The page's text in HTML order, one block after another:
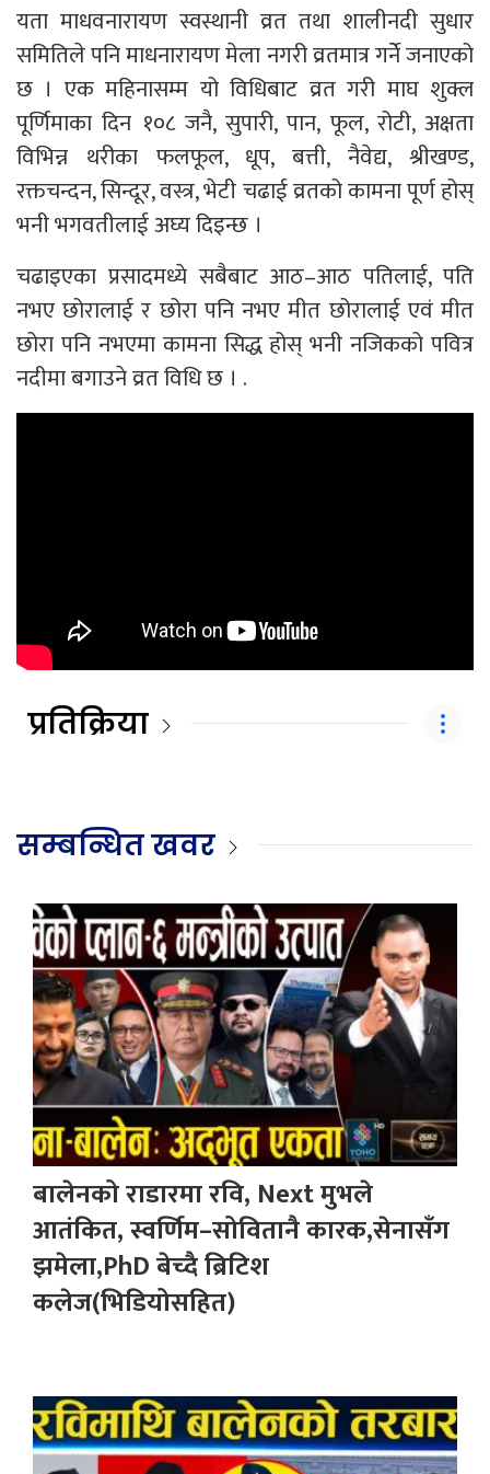
यता माधवनारायण स्वस्थानी व्रत तथा शालीनदी सुधार
समितिले पनि माधनारायण मेला नगरी व्रतमात्र गर्नेे जनाएको
छ । एक महिनासम्म यो विधिबाट व्रत गरी माघ शुक्ल
पूर्णिमाका दिन १०८ जनै, सुपारी, पान, फूल, रोटी, अक्षता
विभिन्न थरीका फलफूल, धूप, बत्ती, नैवेद्य, श्रीखण्ड,
रक्तचन्दन, सिन्दूर, वस्त्र, भेटी चढाई व्रतको कामना पूर्ण होस्
भनी भगवतीलाई अघ्य दिइन्छ ।
चढाइएका प्रसादमध्ये सबैबाट आठ–आठ पतिलाई, पति
नभए छोरालाई र छोरा पनि नभए मीत छोरालाई एवं मीत
छोरा पनि नभएमा कामना सिद्ध होस् भनी नजिकको पवित्र
नदीमा बगाउने व्रत विधि छ । .
प्रतिक्रिया
सम्बन्धित खवर
बालेनको राडारमा रवि, Next मुभले
आतंकित, स्वर्णिम–सोवितानै कारक,सेनासँग
झमेला,PhD बेच्दै ब्रिटिश
कलेज(भिडियोसहित)